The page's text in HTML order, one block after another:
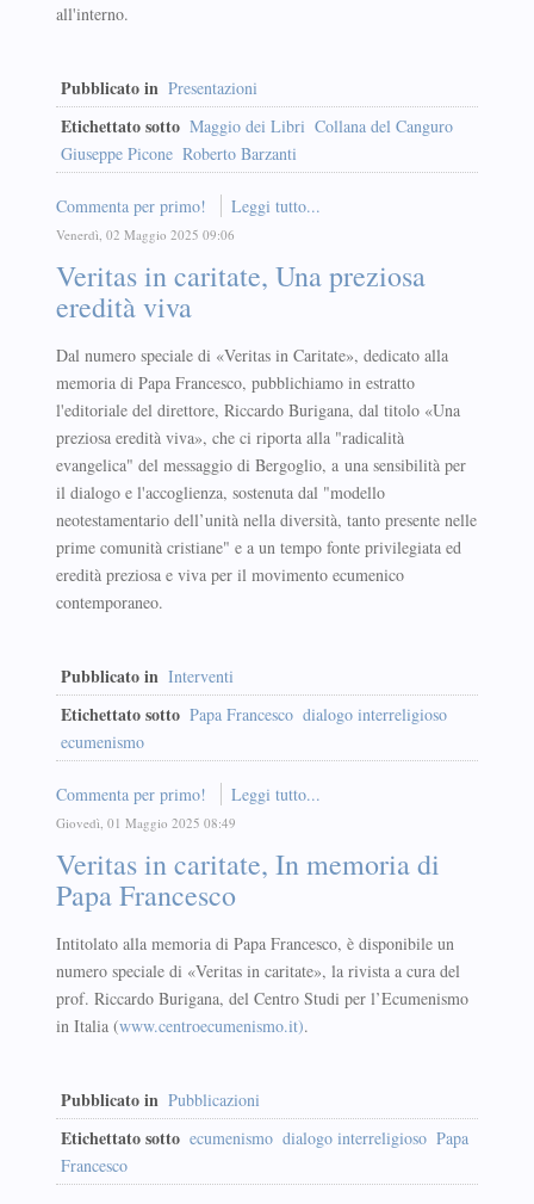
all'interno.
Pubblicato in Presentazioni
Etichettato sotto Maggio dei Libri Collana del Canguro
Giuseppe Picone Roberto Barzanti
Commenta per primo! Leggi tutto...
Venerdì, 02 Maggio 2025 09:06
Veritas in caritate, Una preziosa
eredità viva
Dal numero speciale di «Veritas in Caritate», dedicato alla
memoria di Papa Francesco, pubblichiamo in estratto
l'editoriale del direttore, Riccardo Burigana, dal titolo «Una
preziosa eredità viva», che ci riporta alla "radicalità
evangelica" del messaggio di Bergoglio, a una sensibilità per
il dialogo e l'accoglienza, sostenuta dal "modello
neotestamentario dell’unità nella diversità, tanto presente nelle
prime comunità cristiane" e a un tempo fonte privilegiata ed
eredità preziosa e viva per il movimento ecumenico
contemporaneo.
Pubblicato in Interventi
Etichettato sotto Papa Francesco dialogo interreligioso
ecumenismo
Commenta per primo! Leggi tutto...
Giovedì, 01 Maggio 2025 08:49
Veritas in caritate, In memoria di
Papa Francesco
Intitolato alla memoria di Papa Francesco, è disponibile un
numero speciale di «Veritas in caritate», la rivista a cura del
prof. Riccardo Burigana, del Centro Studi per l’Ecumenismo
in Italia (www.centroecumenismo.it).
Pubblicato in Pubblicazioni
Etichettato sotto ecumenismo dialogo interreligioso Papa
Francesco